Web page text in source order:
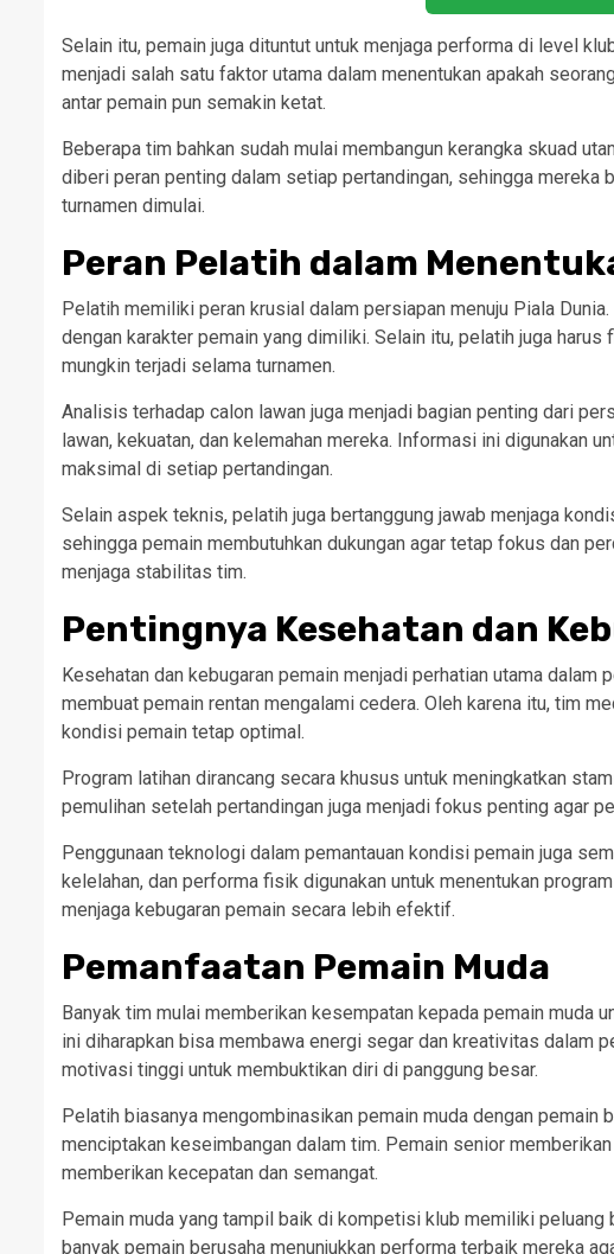
Selain itu, pemain juga dituntut untuk menjaga performa di level
menjadi salah satu faktor utama dalam menentukan apakah
antar pemain pun semakin ketat.
Beberapa tim bahkan sudah mulai membangun kerangka skuad
diberi peran penting dalam setiap pertandingan, sehingga mereka
turnamen dimulai.
Peran Pelatih dalam
Pelatih memiliki peran krusial dalam persiapan menuju Piala
dengan karakter pemain yang dimiliki. Selain itu, pelatih juga
mungkin terjadi selama turnamen.
Analisis terhadap calon lawan juga menjadi bagian penting dari
lawan, kekuatan, dan kelemahan mereka. Informasi ini digunakan
maksimal di setiap pertandingan.
Selain aspek teknis, pelatih juga bertanggung jawab menjaga
sehingga pemain membutuhkan dukungan agar tetap fokus dan
menjaga stabilitas tim.
Pentingnya Kesehatan dan
Kesehatan dan kebugaran pemain menjadi perhatian utama
membuat pemain rentan mengalami cedera. Oleh karena itu, tim
kondisi pemain tetap optimal.
Program latihan dirancang secara khusus untuk meningkatkan
pemulihan setelah pertandingan juga menjadi fokus penting agar
Penggunaan teknologi dalam pemantauan kondisi pemain juga
kelelahan, dan performa fisik digunakan untuk menentukan
menjaga kebugaran pemain secara lebih efektif.
Pemanfaatan Pemain Muda
Banyak tim mulai memberikan kesempatan kepada pemain muda
ini diharapkan bisa membawa energi segar dan kreativitas dalam
motivasi tinggi untuk membuktikan diri di panggung besar.
Pelatih biasanya mengombinasikan pemain muda dengan pemain
menciptakan keseimbangan dalam tim. Pemain senior
memberikan kecepatan dan semangat.
Pemain muda yang tampil baik di kompetisi klub memiliki peluang
banyak pemain berusaha menunjukkan performa terbaik mereka